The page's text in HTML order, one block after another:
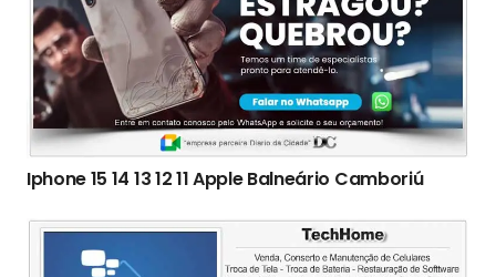
Iphone 15 14 13 12 11 Apple Balneário Camboriú